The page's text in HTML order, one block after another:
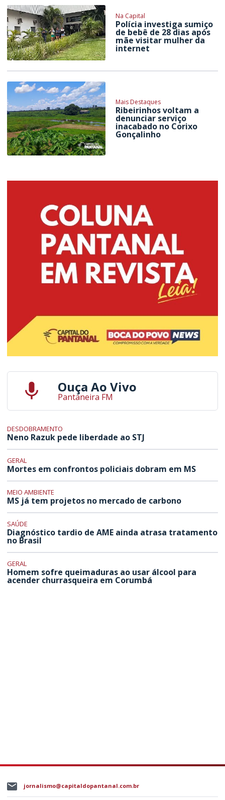
Na Capital
Polícia investiga sumiço
de bebê de 28 dias após
mãe visitar mulher da
internet
Mais Destaques
Ribeirinhos voltam a
denunciar serviço
inacabado no Corixo
Gonçalinho
Ouça Ao Vivo
Pantaneira FM
DESDOBRAMENTO
Neno Razuk pede liberdade ao STJ
GERAL
Mortes em confrontos policiais dobram em MS
MEIO AMBIENTE
MS já tem projetos no mercado de carbono
SAÚDE
Diagnóstico tardio de AME ainda atrasa tratamento
no Brasil
GERAL
Homem sofre queimaduras ao usar álcool para
acender churrasqueira em Corumbá
jornalismo@capitaldopantanal.com.br